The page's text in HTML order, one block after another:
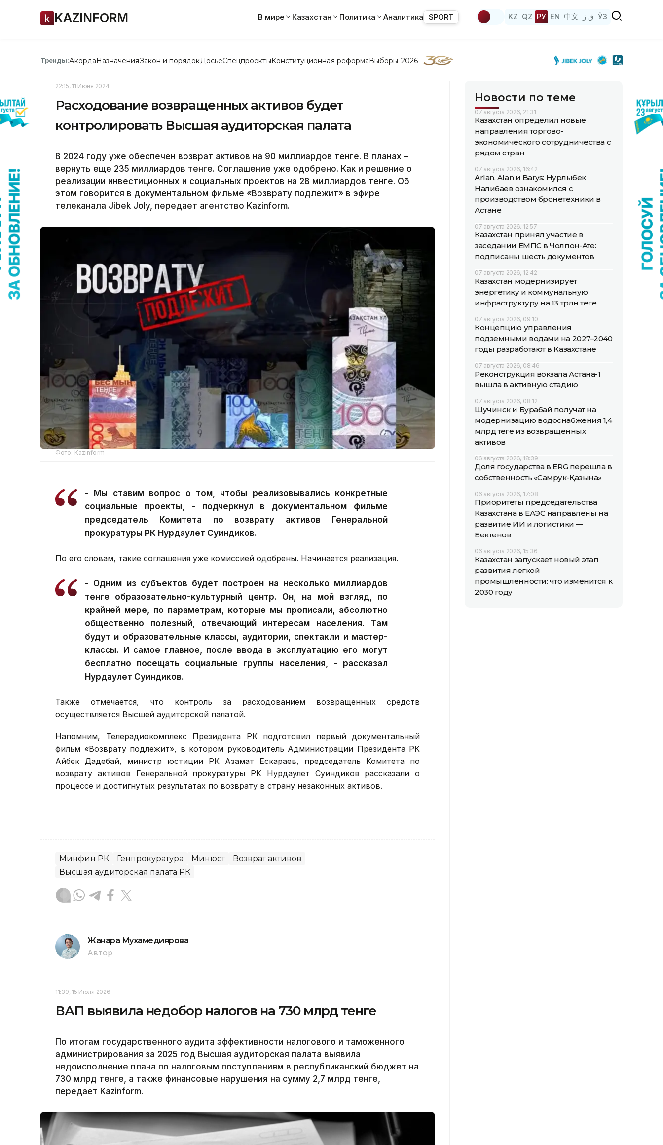
KAZINFORM В мире Казахстан Политика Аналитика SPORT KZ QZ РУ EN 中文 ق ز ЎЗ
Тренды:АкордаНазначенияЗакон и порядок ДосьеСпецпроектыКонституционная реформаВыборы-2026
22:15, 11 Июня 2024
Расходование возвращенных активов будет
контролировать Высшая аудиторская палата
В 2024 году уже обеспечен возврат активов на 90 миллиардов тенге. В планах –
вернуть еще 235 миллиардов тенге. Соглашение уже одобрено. Как и решение о
реализации инвестиционных и социальных проектов на 28 миллиардов тенге. Об
этом говорится в документальном фильме «Возврату подлежит» в эфире
телеканала Jibek Joly, передает агентство Kazinform.
Фото: Kazinform
- Мы ставим вопрос о том, чтобы реализовывались конкретные
социальные проекты, - подчеркнул в документальном фильме
председатель Комитета по возврату активов Генеральной
прокуратуры РК Нурдаулет Суиндиков.
По его словам, такие соглашения уже комиссией одобрены. Начинается реализация.
- Одним из субъектов будет построен на несколько миллиардов
тенге образовательно-культурный центр. Он, на мой взгляд, по
крайней мере, по параметрам, которые мы прописали, абсолютно
общественно полезный, отвечающий интересам населения. Там
будут и образовательные классы, аудитории, спектакли и мастер-
классы. И самое главное, после ввода в эксплуатацию его могут
бесплатно посещать социальные группы населения, - рассказал
Нурдаулет Суиндиков.
Также отмечается, что контроль за расходованием возвращенных средств
осуществляется Высшей аудиторской палатой.
Напомним, Телерадиокомплекс Президента РК подготовил первый документальный
фильм «Возврату подлежит», в котором руководитель Администрации Президента РК
Айбек Дадебай, министр юстиции РК Азамат Ескараев, председатель Комитета по
возврату активов Генеральной прокуратуры РК Нурдаулет Суиндиков рассказали о
процессе и достигнутых результатах по возврату в страну незаконных активов.
Минфин РК Генпрокуратура Минюст
Возврат активов
Высшая аудиторская палата РК
Жанара Мухамедиярова
Автор
11:39, 15 Июля 2026
ВАП выявила недобор налогов на 730 млрд тенге
По итогам государственного аудита эффективности налогового и таможенного
администрирования за 2025 год Высшая аудиторская палата выявила
недоисполнение плана по налоговым поступлениям в республиканский бюджет на
730 млрд тенге, а также финансовые нарушения на сумму 2,7 млрд тенге,
передает Kazinform.
Новости по теме
07 августа 2026, 21:31
Казахстан определил новые
направления торгово-
экономического сотрудничества с
рядом стран
07 августа 2026, 16:42
Arlan, Alan и Barys: Нурлыбек
Налибаев ознакомился с
производством бронетехники в
Астане
07 августа 2026, 12:57
Казахстан принял участие в
заседании ЕМПС в Чолпон-Ате:
подписаны шесть документов
07 августа 2026, 12:42
Казахстан модернизирует
энергетику и коммунальную
инфраструктуру на 13 трлн теңге
07 августа 2026, 09:10
Концепцию управления
подземными водами на 2027–2040
годы разработают в Казахстане
07 августа 2026, 08:46
Реконструкция вокзала Астана-1
вышла в активную стадию
07 августа 2026, 08:12
Щучинск и Бурабай получат на
модернизацию водоснабжения 1,4
млрд теңге из возвращенных
активов
06 августа 2026, 18:39
Доля государства в ERG перешла в
собственность «Самрук-Қазына»
06 августа 2026, 17:08
Приоритеты председательства
Казахстана в ЕАЭС направлены на
развитие ИИ и логистики —
Бектенов
06 августа 2026, 15:36
Казахстан запускает новый этап
развития легкой
промышленности: что изменится к
2030 году